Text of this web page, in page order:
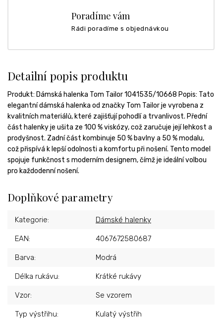
Poradíme vám
Rádi poradíme s objednávkou
Detailní popis produktu
Produkt: Dámská halenka Tom Tailor 1041535/10668 Popis: Tato
elegantní dámská halenka od značky Tom Tailor je vyrobena z
kvalitních materiálů, které zajišťují pohodlí a trvanlivost. Přední
část halenky je ušita ze 100 % viskózy, což zaručuje její lehkost a
prodyšnost. Zadní část kombinuje 50 % bavlny a 50 % modalu,
což přispívá k lepší odolnosti a komfortu při nošení. Tento model
spojuje funkčnost s moderním designem, čímž je ideální volbou
pro každodenní nošení.
Doplňkové parametry
Kategorie: Dámské halenky
EAN: 4067672580687
Barva: Modrá
Délka rukávu: Krátké rukávy
Vzor: Se vzorem
Typ výstřihu: Kulatý výstřih